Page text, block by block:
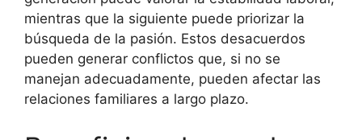
mientras que la siguiente puede priorizar la
búsqueda de la pasión. Estos desacuerdos
pueden generar conflictos que, si no se
manejan adecuadamente, pueden afectar las
relaciones familiares a largo plazo.